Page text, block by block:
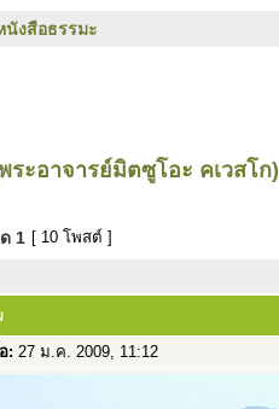
นังสือธรรมะ
ระอาจารย์มิตซูโอะ คเวสโก)
1 [ 10 โพสต์ ]
: 27 ม.ค. 2009, 11:12